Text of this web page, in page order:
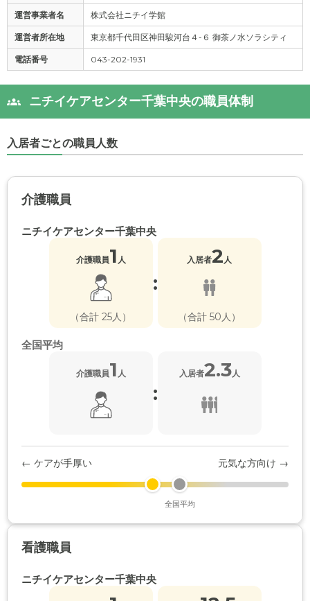
運営事業者名 株式会社ニチイ学館
運営者所在地 東京都千代田区神田駿河台４-６ 御茶ノ水ソラシティ
電話番号 043-202-1931
ニチイケアセンター千葉中央の職員体制
入居者ごとの職員人数
介護職員
ニチイケアセンター千葉中央
介護職員1 人
（合計 25人）
:
入居者2人
（合計 50人）
全国平均
介護職員1 人
:
入居者2.3人
← ケアが手厚い 元気な方向け →
全国平均
看護職員
ニチイケアセンター千葉中央